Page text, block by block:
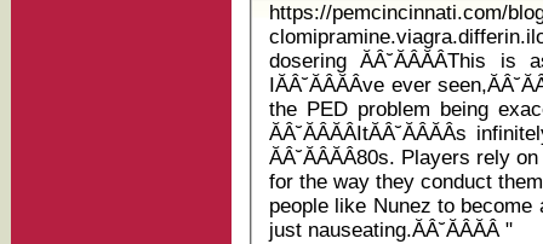
https://pemcincinnati.com/
dosering ĂÂ˘ĂÂĂÂThis is as bad or worse than anything that
IĂÂ˘ĂÂĂÂve ever
the PED problem being
ĂÂ˘ĂÂĂÂ80s. Players
for the way they conduct
people like Nunez to
just nauseating.ĂÂ˘ĂÂĂÂ "